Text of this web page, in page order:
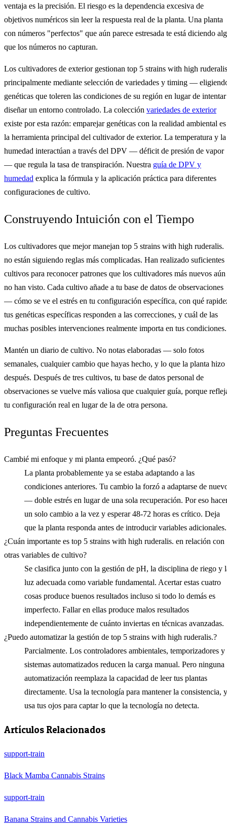
ventaja es la precisión. El riesgo es la dependencia excesiva de
objetivos numéricos sin leer la respuesta real de la planta. Una planta
con números "perfectos" que aún parece estresada te está diciendo
que los números no capturan.
Los cultivadores de exterior gestionan top 5 strains with high
principalmente mediante selección de variedades y timing —
genéticas que toleren las condiciones de su región en lugar de intentar
diseñar un entorno controlado. La colección variedades de exterior
existe por esta razón: emparejar genéticas con la realidad ambiental es
la herramienta principal del cultivador de exterior. La temperatura y la
humedad interactúan a través del DPV — déficit de presión de vapor
— que regula la tasa de transpiración. Nuestra guía de DPV y
humedad explica la fórmula y la aplicación práctica para diferentes
configuraciones de cultivo.
Construyendo Intuición con el Tiempo
Los cultivadores que mejor manejan top 5 strains with high ruderalis.
no están siguiendo reglas más complicadas. Han realizado suficientes
cultivos para reconocer patrones que los cultivadores más nuevos aún
no han visto. Cada cultivo añade a tu base de datos de observaciones
— cómo se ve el estrés en tu configuración específica, con qué
tus genéticas específicas responden a las correcciones, y cuál de las
muchas posibles intervenciones realmente importa en tus condiciones.
Mantén un diario de cultivo. No notas elaboradas — solo fotos
semanales, cualquier cambio que hayas hecho, y lo que la planta hizo
después. Después de tres cultivos, tu base de datos personal de
observaciones se vuelve más valiosa que cualquier guía, porque
tu configuración real en lugar de la de otra persona.
Preguntas Frecuentes
Cambié mi enfoque y mi planta empeoró. ¿Qué pasó?
La planta probablemente ya se estaba adaptando a las
condiciones anteriores. Tu cambio la forzó a adaptarse de
— doble estrés en lugar de una sola recuperación. Por eso
un solo cambio a la vez y esperar 48-72 horas es crítico. Deja
que la planta responda antes de introducir variables adicionales.
¿Cuán importante es top 5 strains with high ruderalis. en relación con
otras variables de cultivo?
Se clasifica junto con la gestión de pH, la disciplina de riego y
luz adecuada como variable fundamental. Acertar estas cuatro
cosas produce buenos resultados incluso si todo lo demás es
imperfecto. Fallar en ellas produce malos resultados
independientemente de cuánto inviertas en técnicas avanzadas.
¿Puedo automatizar la gestión de top 5 strains with high ruderalis.?
Parcialmente. Los controladores ambientales, temporizadores y
sistemas automatizados reducen la carga manual. Pero ninguna
automatización reemplaza la capacidad de leer tus plantas
directamente. Usa la tecnología para mantener la consistencia, y
usa tus ojos para captar lo que la tecnología no detecta.
Artículos Relacionados
support-train
Black Mamba Cannabis Strains
support-train
Banana Strains and Cannabis Varieties